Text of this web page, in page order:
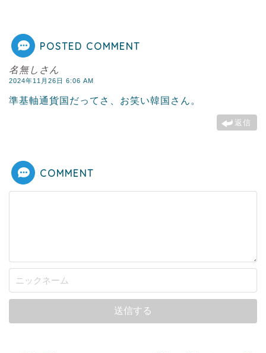
POSTED COMMENT
名無しさん
2024年11月26日 6:06 AM
準基軸通貨国だってさ、お笑い韓国さん。
返信
COMMENT